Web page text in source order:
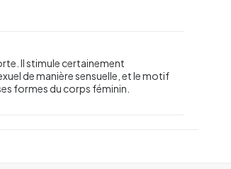
Il stimule certainement
de manière sensuelle, et le motif
formes du corps féminin.